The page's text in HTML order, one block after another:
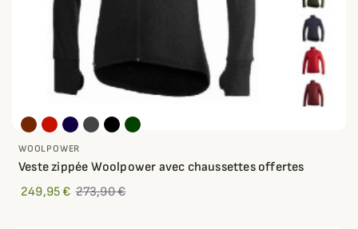
WOOLPOWER
Veste zippée Woolpower avec chaussettes offertes
249,95 € 273,90 €